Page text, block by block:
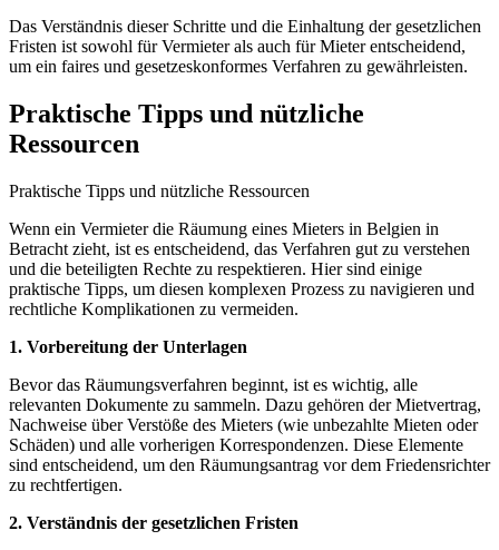
Das Verständnis dieser Schritte und die Einhaltung der gesetzlichen
Fristen ist sowohl für Vermieter als auch für Mieter entscheidend,
um ein faires und gesetzeskonformes Verfahren zu gewährleisten.
Praktische Tipps und nützliche
Ressourcen
Praktische Tipps und nützliche Ressourcen
Wenn ein Vermieter die Räumung eines Mieters in Belgien in
Betracht zieht, ist es entscheidend, das Verfahren gut zu verstehen
und die beteiligten Rechte zu respektieren. Hier sind einige
praktische Tipps, um diesen komplexen Prozess zu navigieren und
rechtliche Komplikationen zu vermeiden.
1. Vorbereitung der Unterlagen
Bevor das Räumungsverfahren beginnt, ist es wichtig, alle
relevanten Dokumente zu sammeln. Dazu gehören der Mietvertrag,
Nachweise über Verstöße des Mieters (wie unbezahlte Mieten oder
Schäden) und alle vorherigen Korrespondenzen. Diese Elemente
sind entscheidend, um den Räumungsantrag vor dem Friedensrichter
zu rechtfertigen.
2. Verständnis der gesetzlichen Fristen